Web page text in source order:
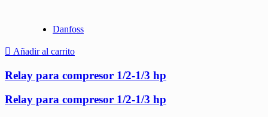
Danfoss
Añadir al carrito
Relay para compresor 1/2-1/3 hp
Relay para compresor 1/2-1/3 hp